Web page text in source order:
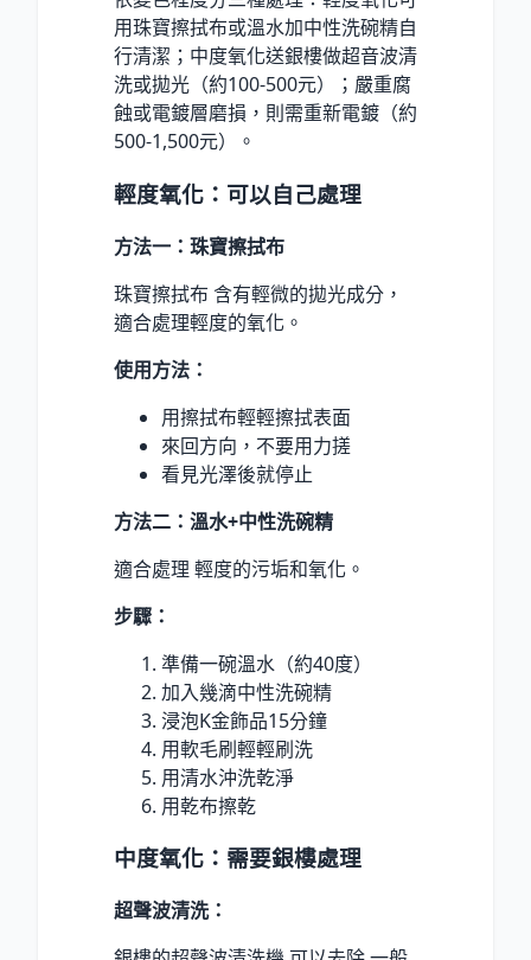
用珠寶擦拭布或溫水加中性洗碗精自
行清潔；中度氧化送銀樓做超音波清
洗或拋光（約100-500元）；嚴重腐
蝕或電鍍層磨損，則需重新電鍍（約
500-1,500元）。
輕度氧化：可以自己處理
方法一：珠寶擦拭布
珠寶擦拭布 含有輕微的拋光成分，
適合處理輕度的氧化。
使用方法：
用擦拭布輕輕擦拭表面
來回方向，不要用力搓
看見光澤後就停止
方法二：溫水+中性洗碗精
適合處理 輕度的污垢和氧化。
步驟：
準備一碗溫水（約40度）
加入幾滴中性洗碗精
浸泡K金飾品15分鐘
用軟毛刷輕輕刷洗
用清水沖洗乾淨
用乾布擦乾
中度氧化：需要銀樓處理
超聲波清洗：